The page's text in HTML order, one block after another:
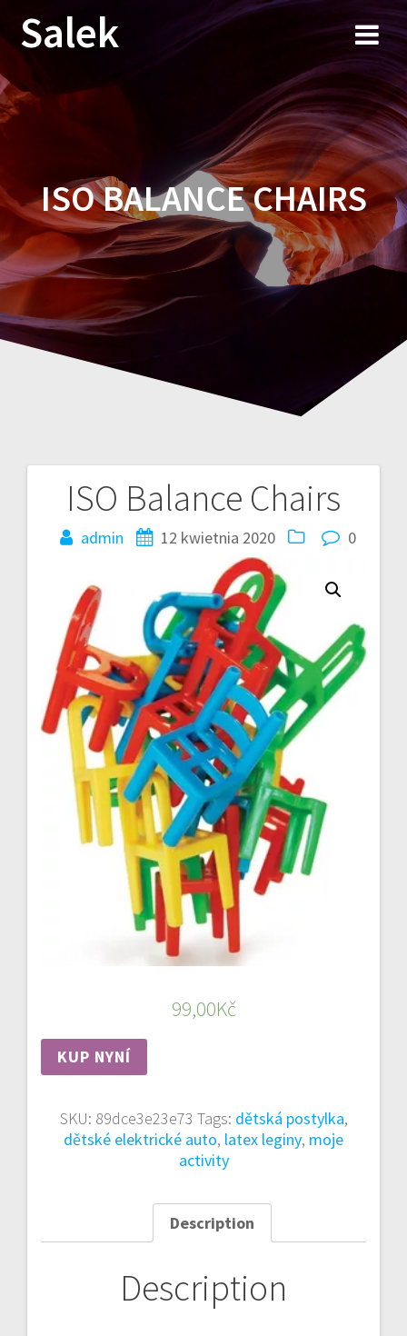
Przejdź
do
Salek
ISO BALANCE CHAIRS
ISO Balance Chairs
admin 12 kwietnia 2020 0
99,00Kč
KUP NYNÍ
SKU: 89dce3e23e73 Tags: dětská postylka,
dětské elektrické auto, latex leginy, moje
activity
Description
Description
Nawigacja
wpisu